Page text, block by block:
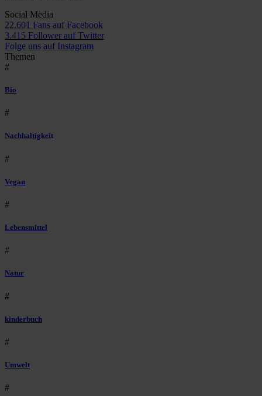
Social Media
22.601 Fans auf Facebook
3.415 Follower auf Twitter
Folge uns auf Instagram
Themen
#
Bio
#
Nachhaltigkeit
#
Vegan
#
Lebensmittel
#
Natur
#
kinderbuch
#
Umwelt
#